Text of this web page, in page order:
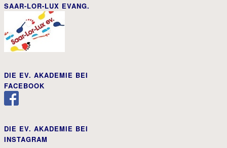
SAAR-LOR-LUX EVANG.
DIE EV. AKADEMIE BEI
FACEBOOK
DIE EV. AKADEMIE BEI
INSTAGRAM